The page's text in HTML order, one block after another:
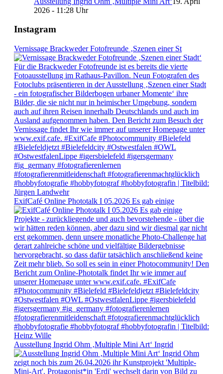
2026 - 11:28 Uhr
Instagram
Vernissage Brackweder Fotofreunde ‚Szenen einer St
ExifCafé Online Phototalk I 05.2026 Es gab einige
Ausstellung Ingrid Ohm ‚Multiple Mini Art‘ Ingrid